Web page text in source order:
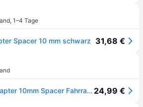
, 1–4 Tage
Spacer 10 mm schwarz 31,68 €
Thule 3D Dropout Adapter 10mm Spacer Fahrradhalterung, Schwarz 24,99 €